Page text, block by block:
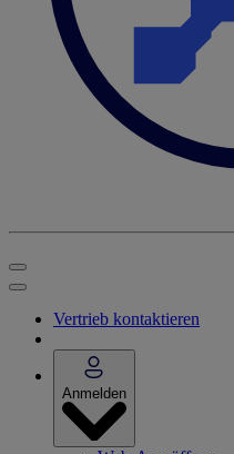
Vertrieb kontaktieren
Anmelden